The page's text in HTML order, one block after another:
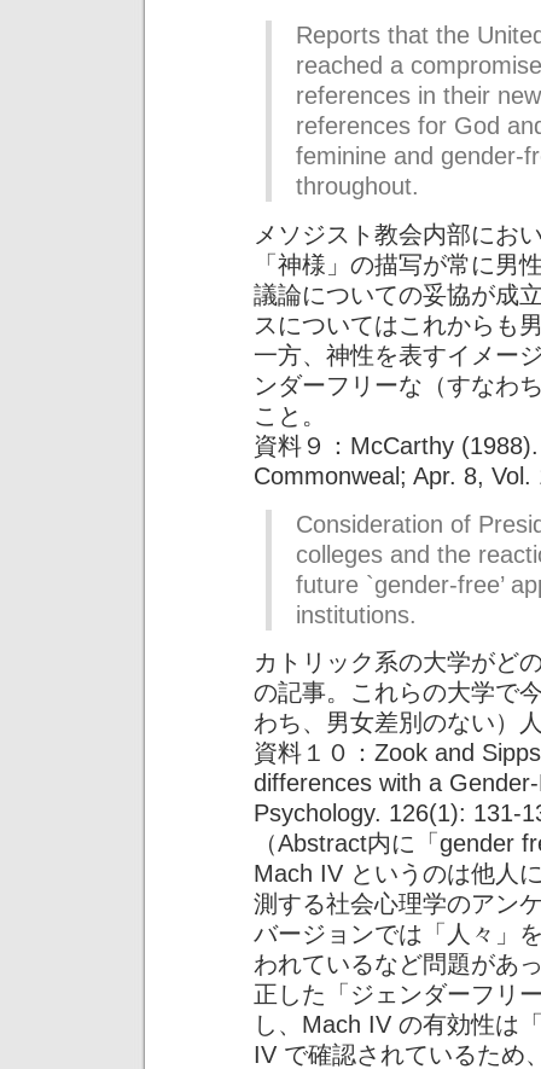
Reports that the
reached a
references in their
references for God
feminine and gender-
throughout.
メソジスト教会内部にお
「神様」の描写が常に男
議論についての妥協が成
スについてはこれからも
一方、神性を表すイメー
ンダーフリーな（すなわ
こと。
資料９：McCarthy
Commonweal; Apr. 8,
Consideration of
colleges and the
future `gender-free’
institutions.
カトリック系の大学がど
の記事。これらの大学で
わち、男女差別のない）
資料１０：Zook and
differences with a
Psychology. 126(1): 131-
（Abstract内に「gender
Mach IV というのは他人
測する社会心理学のアン
バージョンでは「人々」
われているなど問題があ
正した「ジェンダーフリ
し、Mach IV の有効性は
IV で確認されているため